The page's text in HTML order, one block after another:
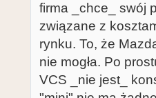
firma _chce_ swój
związane z
rynku. To, że
nie mogła. Po
VCS _nie jest_